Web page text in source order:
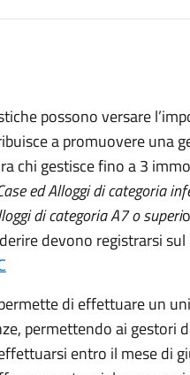
possono versare
a promuovere una
chi gestisce fino a 3
ed Alloggi di categoria
di categoria A7 o superi
devono registrarsi
di effettuare un
permettendo ai gestori
entro il mese di